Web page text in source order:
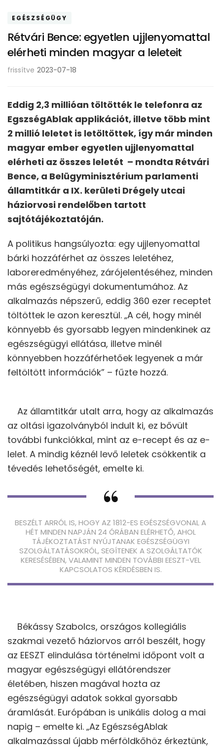
EGÉSZSÉGÜGY
Rétvári Bence: egyetlen ujjlenyomattal
elérheti minden magyar a leleteit
frissítve 2023-07-18
Eddig 2,3 millióan töltötték le telefonra az
EgszségAblak applikációt, illetve több mint
2 millió leletet is letöltöttek, így már minden
magyar ember egyetlen ujjlenyomattal
elérheti az összes leletét – mondta Rétvári
Bence, a Belügyminisztérium parlamenti
államtitkár a IX. kerületi Drégely utcai
háziorvosi rendelőben tartott
sajtótájékoztatóján.
A politikus hangsúlyozta: egy ujjlenyomattal
bárki hozzáférhet az összes leletéhez,
laboreredményéhez, zárójelentéséhez, minden
más egészségügyi dokumentumához. Az
alkalmazás népszerű, eddig 360 ezer receptet
töltöttek le azon keresztül. „A cél, hogy minél
könnyebb és gyorsabb legyen mindenkinek az
egészségügyi ellátása, illetve minél
könnyebben hozzáférhetőek legyenek a már
feltöltött információk” – fűzte hozzá.
Az államtitkár utalt arra, hogy az alkalmazás
az oltási igazolványból indult ki, ez bővült
további funkciókkal, mint az e-recept és az e-
lelet. A mindig kéznél levő leletek csökkentik a
tévedés lehetőségét, emelte ki.
BESZÉLT ARRÓL IS, HOGY AZ 1812-ES EGÉSZSÉGVONAL A
HÉT MINDEN NAPJÁN 24 ÓRÁBAN ELÉRHETŐ, AHOL
TÁJÉKOZTATÁST NYÚJTANAK EGÉSZSÉGÜGYI
SZOLGÁLTATÁSOKRÓL, SEGÍTENEK A SZOLGÁLTATÓK
KERESÉSÉBEN, VALAMINT MINDEN TOVÁBBI EESZT-VEL
KAPCSOLATOS KÉRDÉSBEN IS.
Békássy Szabolcs, országos kollegiális
szakmai vezető háziorvos arról beszélt, hogy
az EESZT elindulása történelmi időpont volt a
magyar egészségügyi ellátórendszer
életében, hiszen magával hozta az
egészségügyi adatok sokkal gyorsabb
áramlását. Európában is unikális dolog a mai
napig – emelte ki. „Az EgészségAblak
alkalmazással újabb mérföldkőhöz érkeztünk,